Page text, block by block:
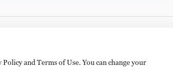
and Terms of Use. You can change your